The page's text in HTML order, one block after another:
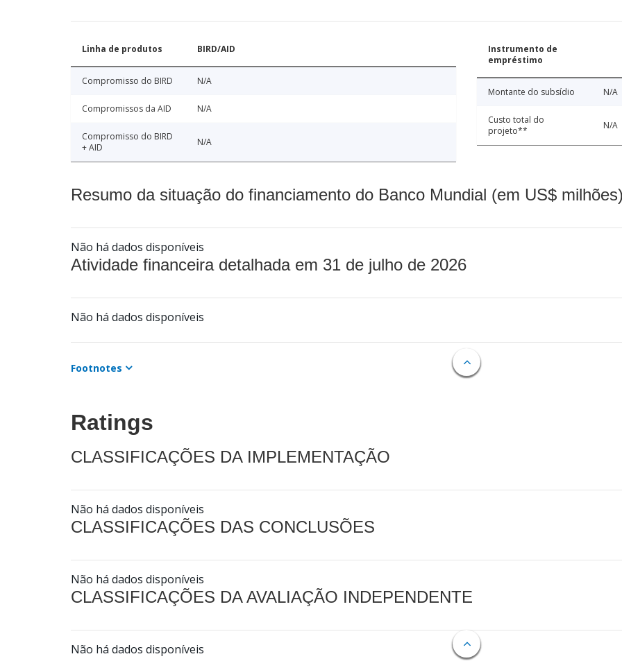
Linha de produtos BIRD/AID
Compromisso do BIRD N/A
Compromissos da AID N/A
Compromisso do BIRD
+ AID
N/A
Instrumento de
empréstimo
Montante do subsídio N/A
Custo total do
projeto**
N/A
Resumo da situação do financiamento do Banco Mundial (em US$
Não há dados disponíveis
Atividade financeira detalhada em 31 de julho de 2026
Não há dados disponíveis
Footnotes
Ratings
CLASSIFICAÇÕES DA IMPLEMENTAÇÃO
Não há dados disponíveis
CLASSIFICAÇÕES DAS CONCLUSÕES
Não há dados disponíveis
CLASSIFICAÇÕES DA AVALIAÇÃO INDEPENDENTE
Não há dados disponíveis